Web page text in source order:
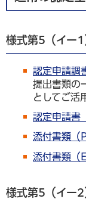
様式第5（イー1
認定申請調
提出書類の
としてご活
認定申請書
添付書類（
添付書類（
様式第5（イー2